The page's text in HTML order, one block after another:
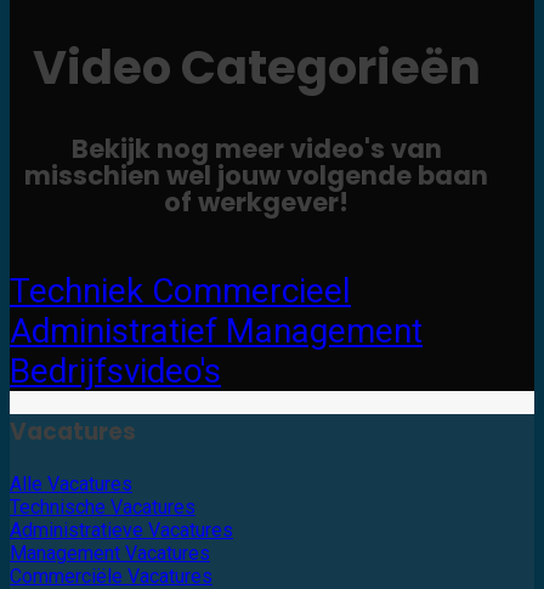
Video Categorieën
Bekijk nog meer video's van
misschien wel jouw volgende baan
of werkgever!
Techniek Commercieel
Administratief Management
Bedrijfsvideo's
Vacatures
Alle Vacatures
Technische Vacatures
Administratieve Vacatures
Management Vacatures
Commerciële Vacatures